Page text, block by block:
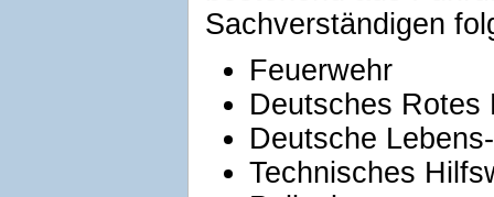
Sachverständigen
Feuerwehr
Deutsches Rotes
Deutsche
Technisches